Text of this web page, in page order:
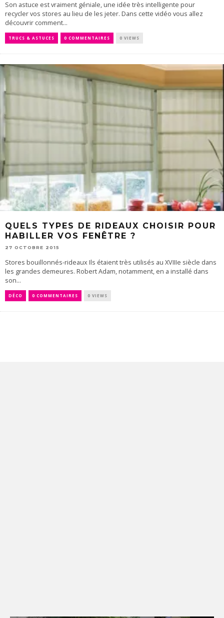
Son astuce est vraiment géniale, une idée très intelligente pour
recycler vos stores au lieu de les jeter. Dans cette vidéo vous allez
découvrir comment...
TRUCS & ASTUCES 0 COMMENTAIRES 0 VIEWS
QUELS TYPES DE RIDEAUX CHOISIR POUR
HABILLER VOS FENÊTRE ?
27 OCTOBRE 2015
Stores bouillonnés-rideaux Ils étaient très utilisés au XVIIIe siècle dans
les grandes demeures. Robert Adam, notamment, en a installé dans
son...
DÉCO 0 COMMENTAIRES 0 VIEWS